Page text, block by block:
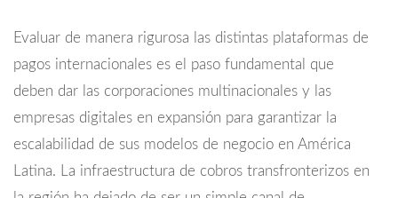
Evaluar de manera rigurosa las distintas plataformas de
pagos internacionales es el paso fundamental que
deben dar las corporaciones multinacionales y las
empresas digitales en expansión para garantizar la
escalabilidad de sus modelos de negocio en América
Latina. La infraestructura de cobros transfronterizos en